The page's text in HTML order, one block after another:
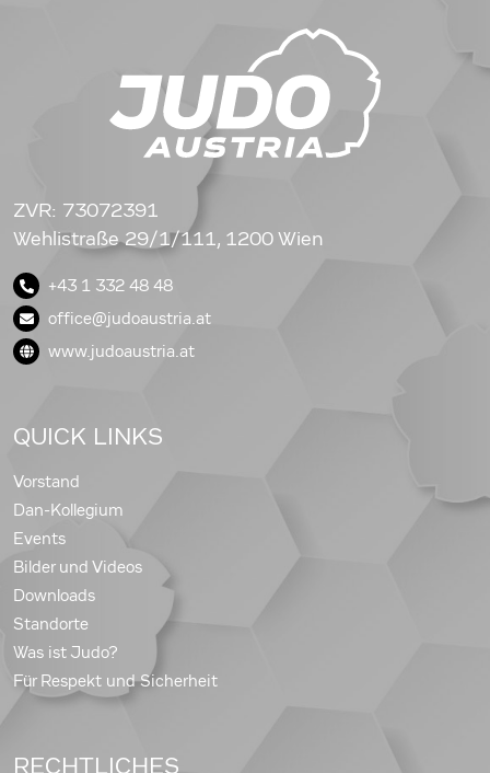
ZVR: 73072391
Wehlistraße 29/1/111, 1200 Wien
+43 1 332 48 48
office@judoaustria.at
www.judoaustria.at
QUICK LINKS
Vorstand
Dan-Kollegium
Events
Bilder und Videos
Downloads
Standorte
Was ist Judo?
Für Respekt und Sicherheit
RECHTLICHES